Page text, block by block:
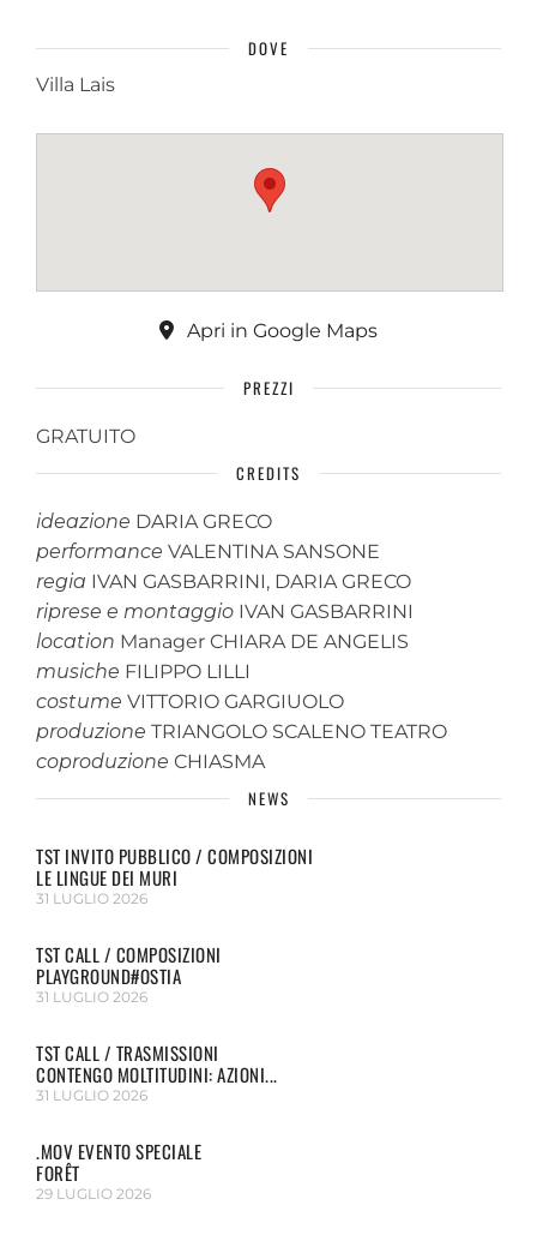
DOVE
Villa Lais
Apri in Google Maps
PREZZI
GRATUITO
CREDITS
ideazione DARIA GRECO
performance VALENTINA SANSONE
regia IVAN GASBARRINI, DARIA GRECO
riprese e montaggio IVAN GASBARRINI
location Manager CHIARA DE ANGELIS
musiche FILIPPO LILLI
costume VITTORIO GARGIUOLO
produzione TRIANGOLO SCALENO TEATRO
coproduzione CHIASMA
NEWS
TST INVITO PUBBLICO / COMPOSIZIONI
LE LINGUE DEI MURI
31 LUGLIO 2026
TST CALL / COMPOSIZIONI
PLAYGROUND#OSTIA
31 LUGLIO 2026
TST CALL / TRASMISSIONI
CONTENGO MOLTITUDINI: AZIONI...
31 LUGLIO 2026
.MOV EVENTO SPECIALE
FORÊT
29 LUGLIO 2026